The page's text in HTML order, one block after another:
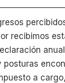
recibimos
a